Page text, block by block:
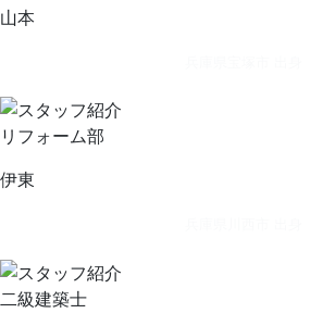
山本
リフォーム部
伊東
二級建築士